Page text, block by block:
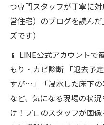
つ専門スタッフが丁寧に
営住宅）のブログを読ん
ズです）
📱 LINE公式アカウントで
もり・カビ診断 「退去予
すが…」「浸水した床下の
など、気になる現場の状
け！プロのスタッフが画